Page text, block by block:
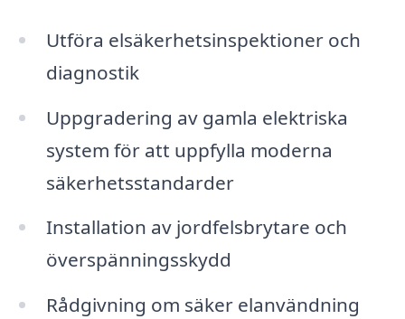
Utföra elsäkerhetsinspektioner och
diagnostik
Uppgradering av gamla elektriska
system för att uppfylla moderna
säkerhetsstandarder
Installation av jordfelsbrytare och
överspänningsskydd
Rådgivning om säker elanvändning